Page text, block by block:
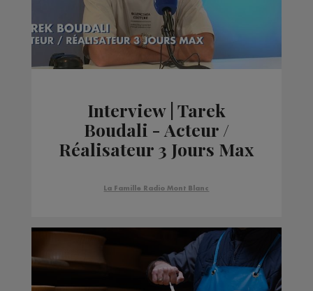
Interview | Tarek
Boudali - Acteur /
Réalisateur 3 Jours Max
La Famille Radio Mont Blanc